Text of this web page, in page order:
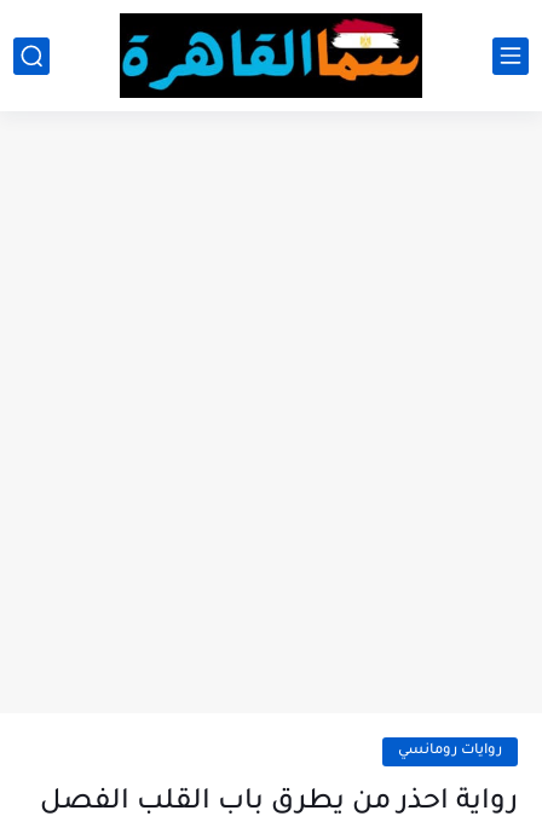
روايات رومانسي
رواية احذر من يطرق باب القلب الفصل